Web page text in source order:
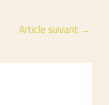
Article suivant →